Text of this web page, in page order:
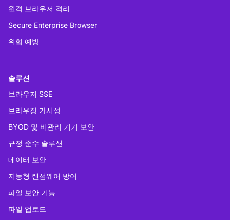
원격 브라우저 격리
Secure Enterprise Browser
위협 예방
솔루션
브라우저 SSE
브라우징 가시성
BYOD 및 비관리 기기 보안
규정 준수 솔루션
데이터 보안
지능형 랜섬웨어 방어
파일 보안 기능
파일 업로드